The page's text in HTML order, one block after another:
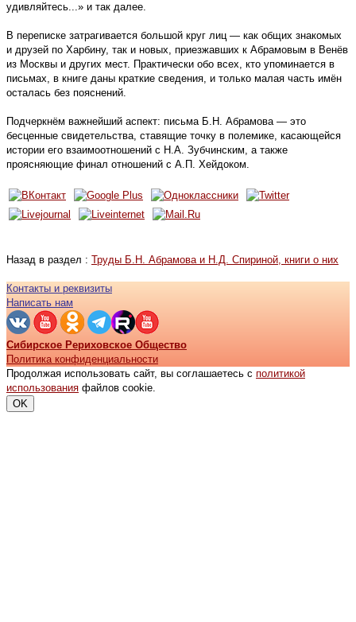
удивляйтесь...» и так далее.
В переписке затрагивается большой круг лиц — как общих знакомых
и друзей по Харбину, так и новых, приезжавших к Абрамовым в Венёв
из Москвы и других мест. Практически обо всех, кто упоминается в
письмах, в книге даны краткие сведения, и только малая часть имён
осталась без пояснений.
Подчеркнём важнейший аспект: письма Б.Н. Абрамова — это
бесценные свидетельства, ставящие точку в полемике, касающейся
истории его взаимоотношений с Н.А. Зубчинским, а также
проясняющие финал отношений с А.П. Хейдоком.
Назад в раздел : Труды Б.Н. Абрамова и Н.Д. Спириной, книги о них
Контакты и реквизиты
Написать нам
Сибирское Рериховское Общество
Политика конфиденциальности
Продолжая использовать сайт, вы соглашаетесь с политикой
использования файлов cookie.
OK